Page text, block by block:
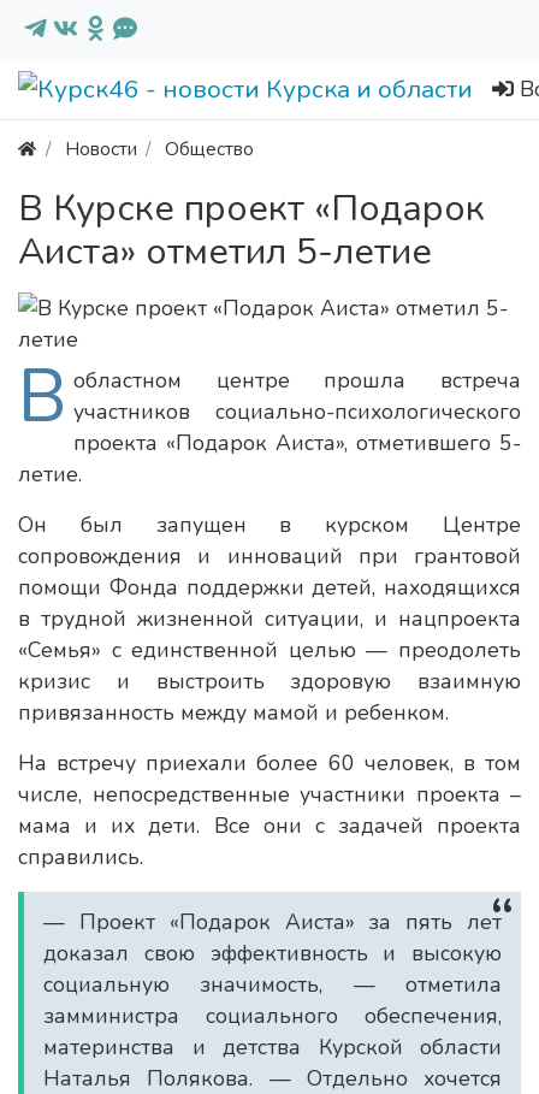
Новости Общество
В Курске проект «Подарок
Аиста» отметил 5-летие
В областном центре прошла встреча
участников социально-психологического
проекта «Подарок Аиста», отметившего 5-
летие.
Он был запущен в курском Центре
сопровождения и инноваций при грантовой
помощи Фонда поддержки детей, находящихся
в трудной жизненной ситуации, и нацпроекта
«Семья» с единственной целью — преодолеть
кризис и выстроить здоровую взаимную
привязанность между мамой и ребенком.
На встречу приехали более 60 человек, в том
числе, непосредственные участники проекта –
мама и их дети. Все они с задачей проекта
справились.
— Проект «Подарок Аиста» за пять лет
доказал свою эффективность и высокую
социальную значимость, — отметила
замминистра социального обеспечения,
материнства и детства Курской области
Наталья Полякова. — Отдельно хочется